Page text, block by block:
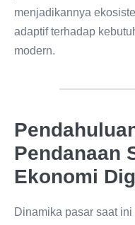
menjadikannya
adaptif terhadap
modern.
Pendanaan
Ekonomi
Dinamika pasar saat